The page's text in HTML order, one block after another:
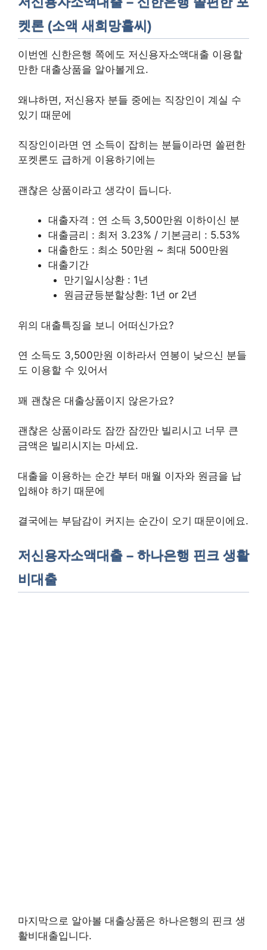
켓론 (소액 새희망홀씨)
이번엔 신한은행 쪽에도 저신용자소액대출 이용할
만한 대출상품을 알아볼게요.
왜냐하면, 저신용자 분들 중에는 직장인이 계실 수
있기 때문에
직장인이라면 연 소득이 잡히는 분들이라면 쏠편한
포켓론도 급하게 이용하기에는
괜찮은 상품이라고 생각이 듭니다.
대출자격 : 연 소득 3,500만원 이하이신 분
대출금리 : 최저 3.23% / 기본금리 : 5.53%
대출한도 : 최소 50만원 ~ 최대 500만원
대출기간
만기일시상환 : 1년
원금균등분할상환: 1년 or 2년
위의 대출특징을 보니 어떠신가요?
연 소득도 3,500만원 이하라서 연봉이 낮으신 분들
도 이용할 수 있어서
꽤 괜찮은 대출상품이지 않은가요?
괜찮은 상품이라도 잠깐 잠깐만 빌리시고 너무 큰
금액은 빌리시지는 마세요.
대출을 이용하는 순간 부터 매월 이자와 원금을 납
입해야 하기 때문에
결국에는 부담감이 커지는 순간이 오기 때문이에요.
저신용자소액대출 – 하나은행 핀크 생활
비대출
마지막으로 알아볼 대출상품은 하나은행의 핀크 생
활비대출입니다.